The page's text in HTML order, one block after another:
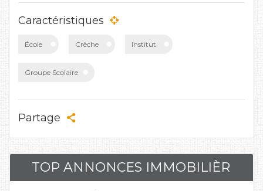
Caractéristiques
École Crèche Institut
Groupe Scolaire
Partage
TOP ANNONCES IMMOBILIÈR